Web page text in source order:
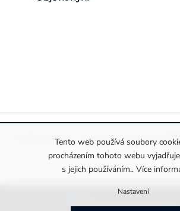
Tento web používá soubory
procházením tohoto webu
s jejich používáním.. Více
Nastavení
Pravidla ochrany a zpracování osobních údajů